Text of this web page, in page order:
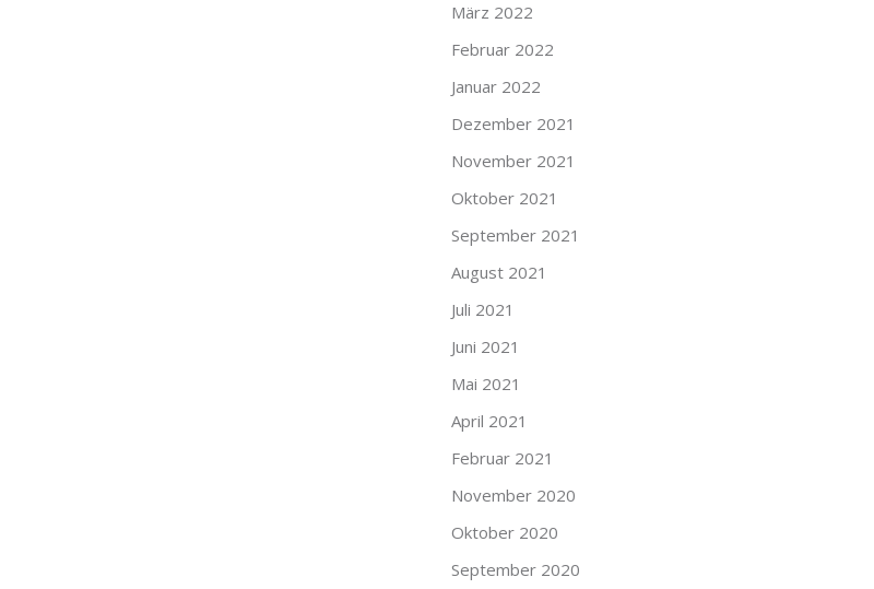
März 2022
Februar 2022
Januar 2022
Dezember 2021
November 2021
Oktober 2021
September 2021
August 2021
Juli 2021
Juni 2021
Mai 2021
April 2021
Februar 2021
November 2020
Oktober 2020
September 2020